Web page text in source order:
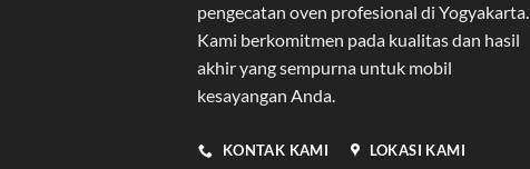
pengecatan oven profesional di Yogyakarta.
Kami berkomitmen pada kualitas dan hasil
akhir yang sempurna untuk mobil
kesayangan Anda.
KONTAK KAMI LOKASI KAMI